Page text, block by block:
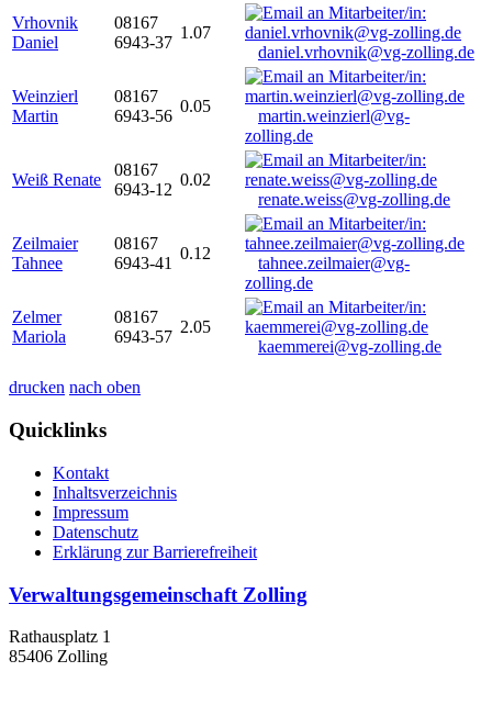
Vrhovnik
Daniel
08167
6943-37
1.07
daniel.vrhovnik@vg-zolling.de
Weinzierl
Martin
08167
6943-56
0.05
martin.weinzierl@vg-
zolling.de
Weiß Renate
08167
6943-12
0.02
renate.weiss@vg-zolling.de
Zeilmaier
Tahnee
08167
6943-41
0.12
tahnee.zeilmaier@vg-
zolling.de
Zelmer
Mariola
08167
6943-57
2.05
kaemmerei@vg-zolling.de
drucken nach oben
Quicklinks
Kontakt
Inhaltsverzeichnis
Impressum
Datenschutz
Erklärung zur Barrierefreiheit
Verwaltungsgemeinschaft Zolling
Rathausplatz 1
85406 Zolling